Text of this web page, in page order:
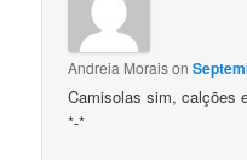
Andreia Moraison
Camisolas sim, calções
*-*